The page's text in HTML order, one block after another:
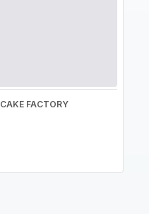
CAKE FACTORY